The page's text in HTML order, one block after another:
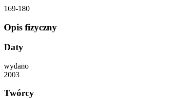
169-180
Opis fizyczny
Daty
wydano
2003
Twórcy